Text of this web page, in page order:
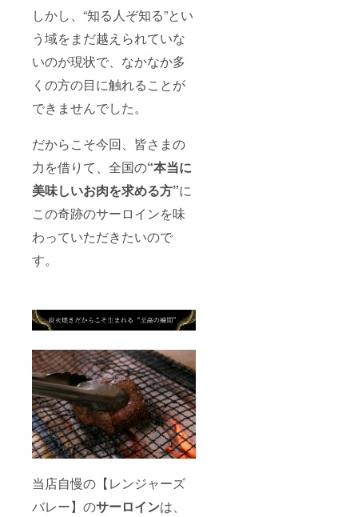
しかし、“知る人ぞ知る”とい
う域をまだ越えられていな
いのが現状で、なかなか多
くの方の目に触れることが
できませんでした。
だからこそ今回、皆さまの
力を借りて、全国の“本当に
美味しいお肉を求める方”に
この奇跡のサーロインを味
わっていただきたいので
す。
当店自慢の【レンジャーズ
バレー】のサーロインは、